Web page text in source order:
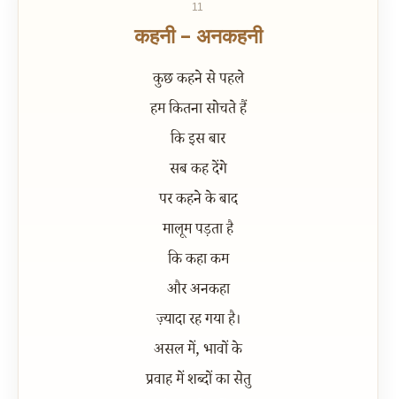
11
कहनी - अनकहनी
कुछ कहने से पहले
हम कितना सोचते हैं
कि इस बार
सब कह देंगे
पर कहने के बाद
मालूम पड़ता है
कि कहा कम
और अनकहा
ज़्यादा रह गया है।
असल में, भावों के
प्रवाह में शब्दों का सेतु